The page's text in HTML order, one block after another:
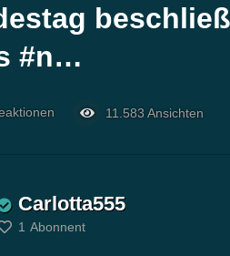
#n…
11.583 Ansichten
Carlotta555
1 Abonnent